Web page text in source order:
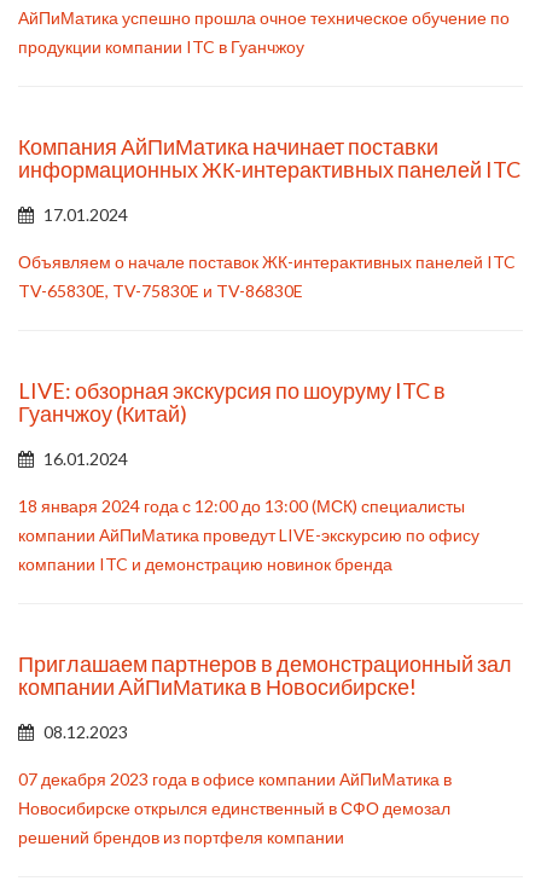
АйПиМатика успешно прошла очное техническое обучение по
продукции компании ITC в Гуанчжоу
Компания АйПиМатика начинает поставки
информационных ЖК-интерактивных панелей ITC
17.01.2024
Объявляем о начале поставок ЖК-интерактивных панелей ITC
TV-65830E, TV-75830E и TV-86830E
LIVE: обзорная экскурсия по шоуруму ITC в
Гуанчжоу (Китай)
16.01.2024
18 января 2024 года с 12:00 до 13:00 (МСК) специалисты
компании АйПиМатика проведут LIVE-экскурсию по офису
компании ITC и демонстрацию новинок бренда
Приглашаем партнеров в демонстрационный зал
компании АйПиМатика в Новосибирске!
08.12.2023
07 декабря 2023 года в офисе компании АйПиМатика в
Новосибирске открылся единственный в СФО демозал
решений брендов из портфеля компании